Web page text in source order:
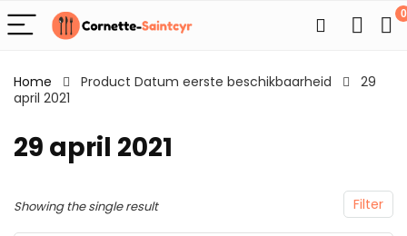
0
Home Product Datum eerste beschikbaarheid
29
april 2021
29 april 2021
Filter
Showing the single result